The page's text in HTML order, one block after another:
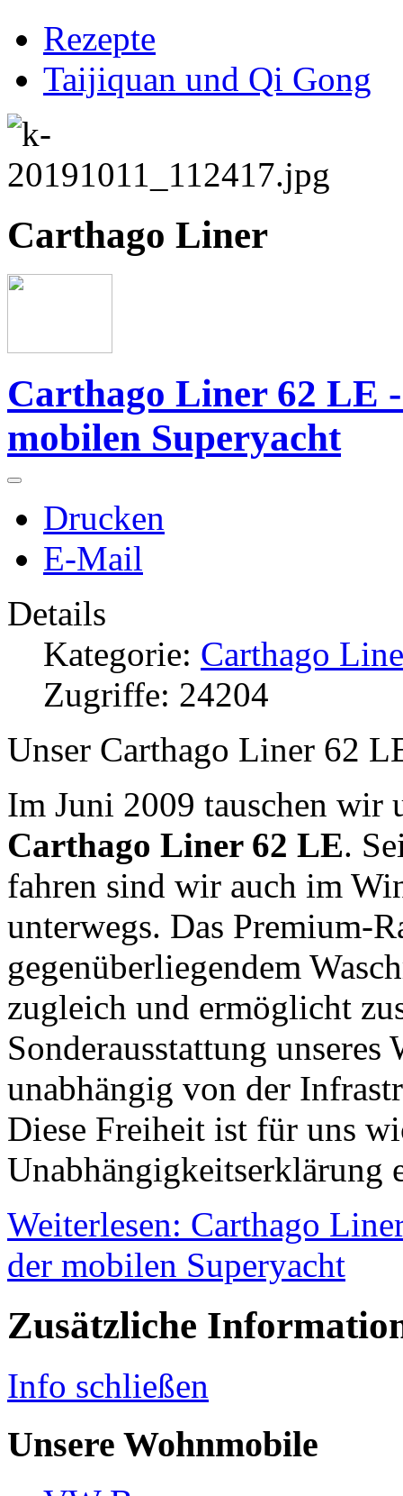
Rezepte
Taijiquan und Qi Gong
Carthago Liner
Carthago Liner 62 LE
mobilen Superyacht
Drucken
E-Mail
Details
Kategorie: Carthago
Zugriffe: 24204
Unser Carthago Liner 62
Im Juni 2009 tauschen wir
Carthago Liner 62 LE.
fahren sind wir auch im
unterwegs. Das Premium-
gegenüberliegendem
zugleich und ermöglicht
Sonderausstattung
unabhängig von der
Diese Freiheit ist für uns
Unabhängigkeitserklärung
Weiterlesen: Carthago
der mobilen Superyacht
Zusätzliche
Info schließen
Unsere Wohnmobile